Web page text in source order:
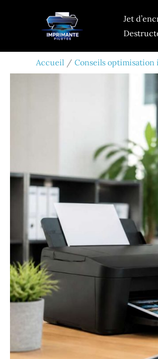
Jet
Accueil Conseils optimisation